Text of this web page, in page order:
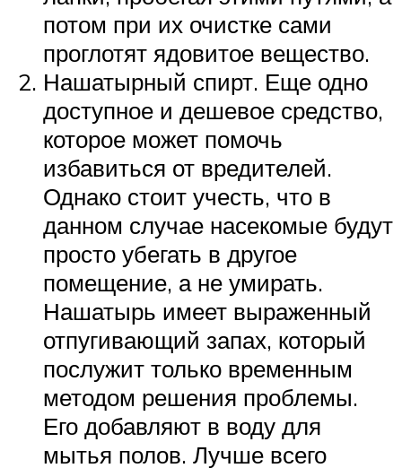
потом при их очистке сами
проглотят ядовитое вещество.
Нашатырный спирт. Еще одно
доступное и дешевое средство,
которое может помочь
избавиться от вредителей.
Однако стоит учесть, что в
данном случае насекомые будут
просто убегать в другое
помещение, а не умирать.
Нашатырь имеет выраженный
отпугивающий запах, который
послужит только временным
методом решения проблемы.
Его добавляют в воду для
мытья полов. Лучше всего